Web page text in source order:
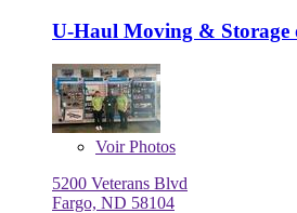
U-Haul Moving & Storage
VoirPhotos
5200 Veterans Blvd
Fargo, ND 58104